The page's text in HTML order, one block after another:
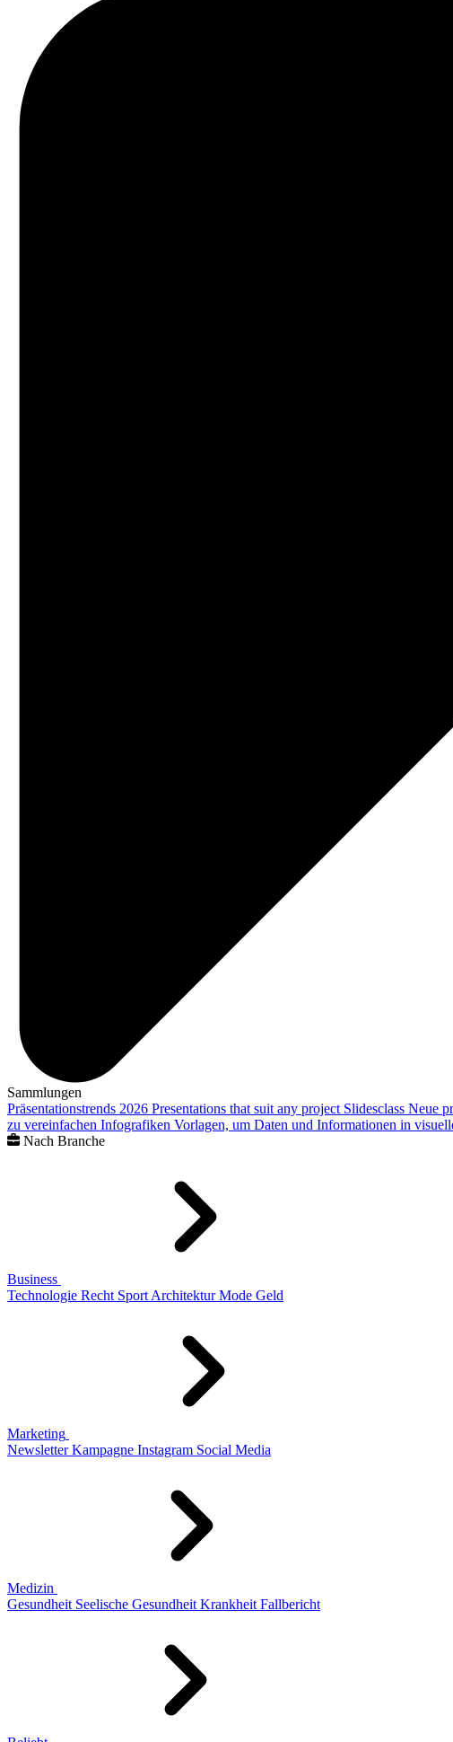
Sammlungen
Präsentationstrends 2026 Presentations that suit any project Slidesclass Neue
zu vereinfachen Infografiken Vorlagen, um Daten und Informationen in
Nach Branche
Business
Technologie Recht Sport Architektur Mode Geld
Marketing
Newsletter Kampagne Instagram Social Media
Medizin
Gesundheit Seelische Gesundheit Krankheit Fallbericht